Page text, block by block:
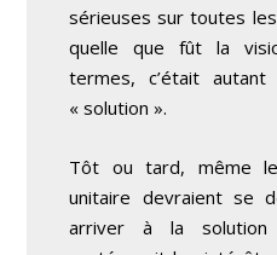
sérieuses sur toutes
quelle que fût la
termes, c’était
« solution ».
Tôt ou tard, même
unitaire devraient se
arriver à la solution